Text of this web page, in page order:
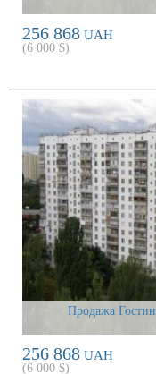
256 868 UAH
(6 000 $)
Продажа
256 868 UAH
(6 000 $)